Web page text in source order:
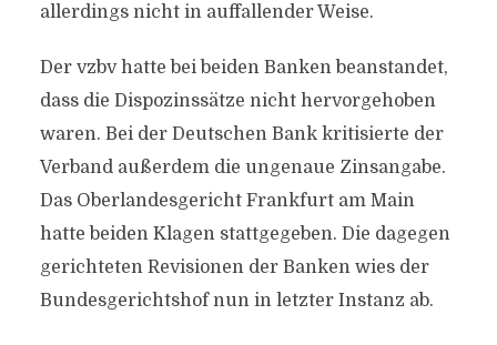
allerdings nicht in auffallender Weise.
Der vzbv hatte bei beiden Banken beanstandet,
dass die Dispozinssätze nicht hervorgehoben
waren. Bei der Deutschen Bank kritisierte der
Verband außerdem die ungenaue Zinsangabe.
Das Oberlandesgericht Frankfurt am Main
hatte beiden Klagen stattgegeben. Die dagegen
gerichteten Revisionen der Banken wies der
Bundesgerichtshof nun in letzter Instanz ab.